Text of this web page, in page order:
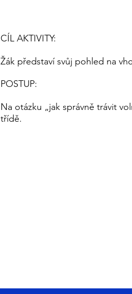
CÍL AKTIVITY:
Žák představí svůj pohled na
POSTUP:
Na otázku „jak správně trávit
třídě.